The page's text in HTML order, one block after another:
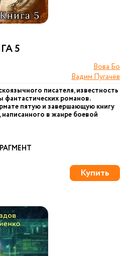
5
Вова Бо
Вадим Пугачёв
писателя, известность
фантастических романов.
пятую и завершающую книгу
в жанре боевой
Купить